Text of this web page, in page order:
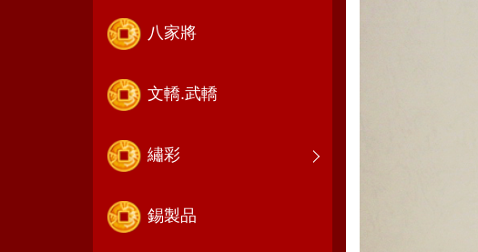
八家將
文轎.武轎
繡彩
錫製品